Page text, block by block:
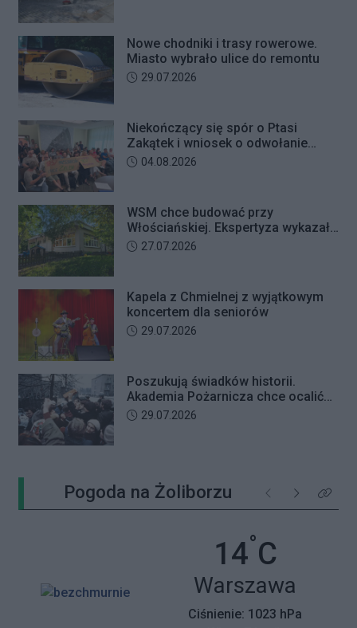
Nowe chodniki i trasy rowerowe.
Miasto wybrało ulice do remontu
Data dodania artykułu:
29.07.2026
Niekończący się spór o Ptasi
Zakątek i wniosek o odwołanie
przewodniczącego Rady Dzielnicy
Data dodania artykułu:
04.08.2026
WSM chce budować przy
Włościańskiej. Ekspertyza wykazała
problemy z gruntem pod
Data dodania artykułu:
27.07.2026
Kapela z Chmielnej z wyjątkowym
koncertem dla seniorów
Data dodania artykułu:
29.07.2026
Poszukują świadków historii.
Akademia Pożarnicza chce ocalić
wspomnienia z pamiętnego strajku
Data dodania artykułu:
29.07.2026
Pogoda na Żoliborzu Poprzednie
NastępneKliknij
14°C
Miasto:
Warszawa
Ciśnienie: 1023 hPa